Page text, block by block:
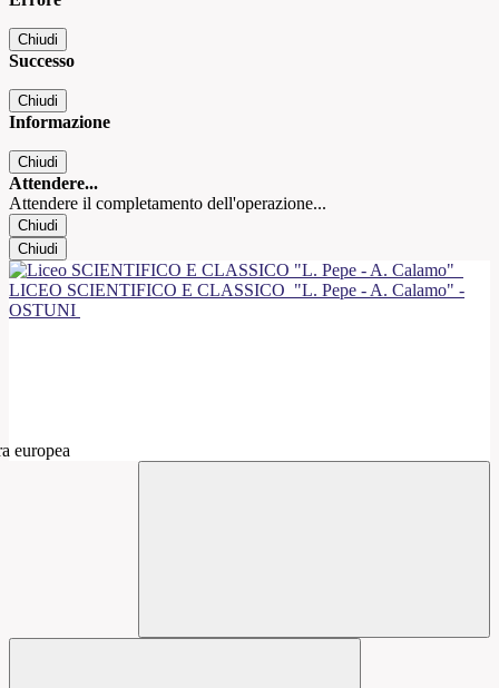
Chiudi
Successo
Chiudi
Informazione
Chiudi
Attendere...
Attendere il completamento dell'operazione...
Chiudi
Chiudi
LICEO SCIENTIFICO E CLASSICO "L. Pepe - A. Calamo" -
OSTUNI